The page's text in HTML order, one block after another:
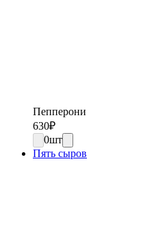
Пепперони
630₽
0шт
Пять сыров